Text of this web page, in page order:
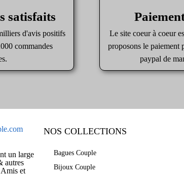
satisfaits
d'avis positifs
commandes
Le site coeur à coeur
proposons le paiement
paypal de
un large
autres
et
NOS COLLECTIONS
Bagues Couple
Bijoux Couple